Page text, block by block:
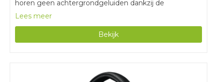
horen geen achtergrondgeluiden dankzij de
ruisonderdrukkende microfoon.Dankzij de memory
hoofd.Door de bedrade verbinding zit je altijd vast aan
je controller of pc.Doordat stereo geluid niet ruimtelijk
Lees meer
Bekijk